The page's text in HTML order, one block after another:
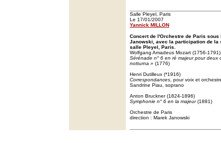
Salle Pleyel, Paris
Le 17/01/2007
Yannick MILLON
Concert de l'Orchestre de Paris sous
Janowski, avec la participation de la
salle Pleyel, Paris.
Wolfgang Amadeus Mozart (1756-1791)
Sérénade n° 6 en ré majeur pour deux
notturna » (1776)
Henri Dutilleux (*1916)
Correspondances , pour voix et
Sandrine Piau, soprano
Anton Bruckner (1824-1896)
Symphonie n° 6 en la majeur(1881)
Orchestre de Paris
direction : Marek Janowski